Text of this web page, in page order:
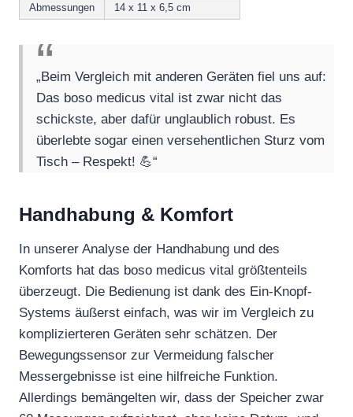
Abmessungen
14 x 11 x 6,5 cm
„Beim Vergleich mit anderen Geräten fiel uns auf:
Das boso medicus vital ist zwar nicht das
schickste, aber dafür unglaublich robust. Es
überlebte sogar einen versehentlichen Sturz vom
Tisch – Respekt! 💪“
Handhabung & Komfort
In unserer Analyse der Handhabung und des
Komforts hat das boso medicus vital größtenteils
überzeugt. Die Bedienung ist dank des Ein-Knopf-
Systems äußerst einfach, was wir im Vergleich zu
komplizierteren Geräten sehr schätzen. Der
Bewegungssensor zur Vermeidung falscher
Messergebnisse ist eine hilfreiche Funktion.
Allerdings bemängelten wir, dass der Speicher zwar